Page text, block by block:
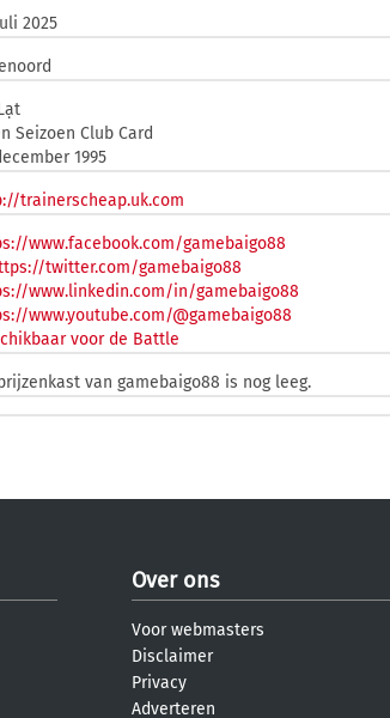
2025
Seizoen Club Card
1995
trainerscheap.uk.com
www.facebook.com/gamebaigo88
twitter.com/gamebaigo88
www.linkedin.com/in/gamebaigo88
www.youtube.com/@gamebaigo88
voor de Battle
van gamebaigo88 is nog leeg.
Over ons
Voor webmasters
Disclaimer
Privacy
Adverteren